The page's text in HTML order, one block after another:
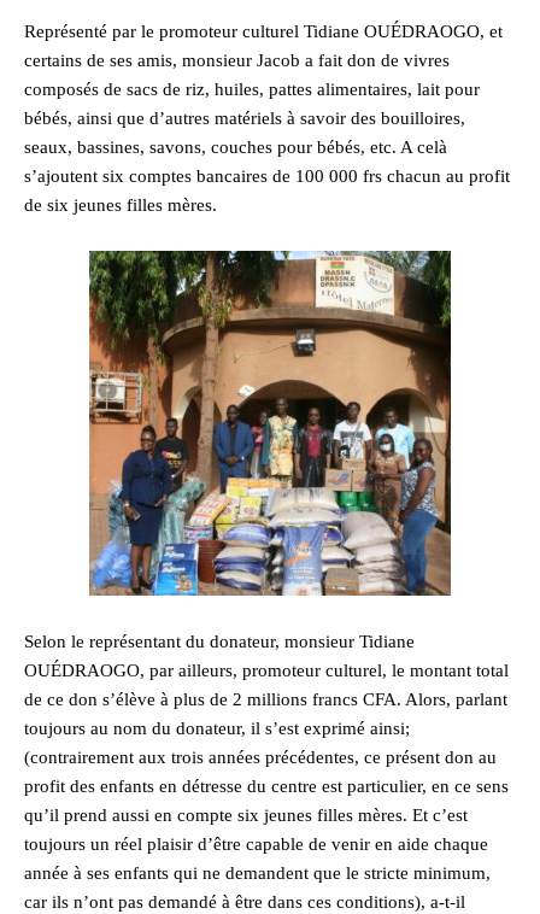
Représenté par le promoteur culturel Tidiane OUÉDRAOGO, et
certains de ses amis, monsieur Jacob a fait don de vivres
composés de sacs de riz, huiles, pattes alimentaires, lait pour
bébés, ainsi que d’autres matériels à savoir des bouilloires,
seaux, bassines, savons, couches pour bébés, etc. A celà
s’ajoutent six comptes bancaires de 100 000 frs chacun au profit
de six jeunes filles mères.
Selon le représentant du donateur, monsieur Tidiane
OUÉDRAOGO, par ailleurs, promoteur culturel, le montant total
de ce don s’élève à plus de 2 millions francs CFA. Alors, parlant
toujours au nom du donateur, il s’est exprimé ainsi;
(contrairement aux trois années précédentes, ce présent don au
profit des enfants en détresse du centre est particulier, en ce sens
qu’il prend aussi en compte six jeunes filles mères. Et c’est
toujours un réel plaisir d’être capable de venir en aide chaque
année à ses enfants qui ne demandent que le stricte minimum,
car ils n’ont pas demandé à être dans ces conditions), a-t-il